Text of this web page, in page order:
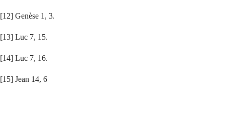
[12] Genèse 1, 3.
[13] Luc 7, 15.
[14] Luc 7, 16.
[15] Jean 14, 6